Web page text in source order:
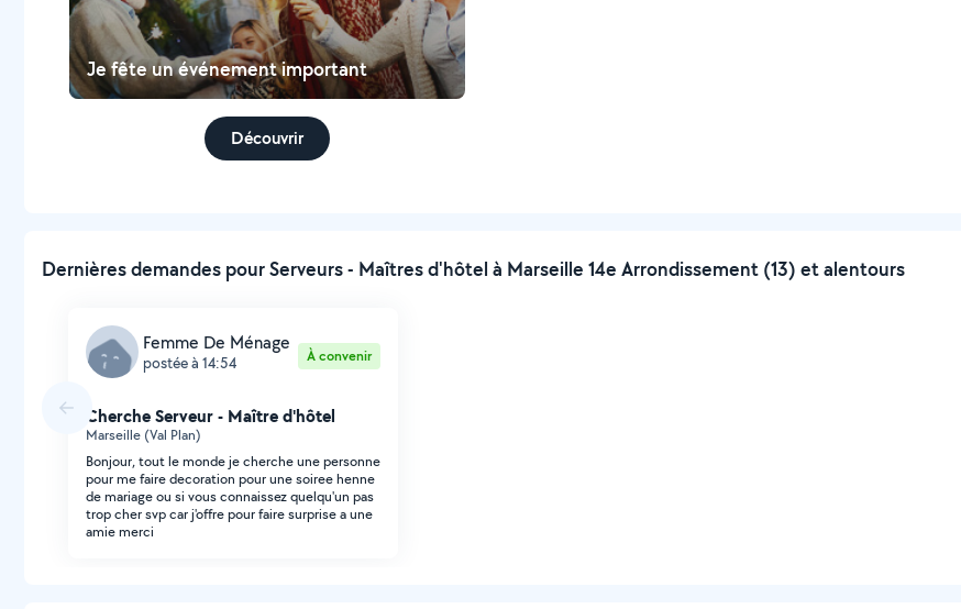
Je fête un événement important
Découvrir
Dernières demandes pour Serveurs - Maîtres d'hôtel à Marseille 14e Arrondissement (13) et alentours
Femme De Ménage
postée à 14:54 À convenir
Cherche Serveur - Maître d'hôtel
Marseille (Val Plan)
Bonjour, tout le monde je cherche une personne
pour me faire decoration pour une soiree henne
de mariage ou si vous connaissez quelqu'un pas
trop cher svp car j'offre pour faire surprise a une
amie merci